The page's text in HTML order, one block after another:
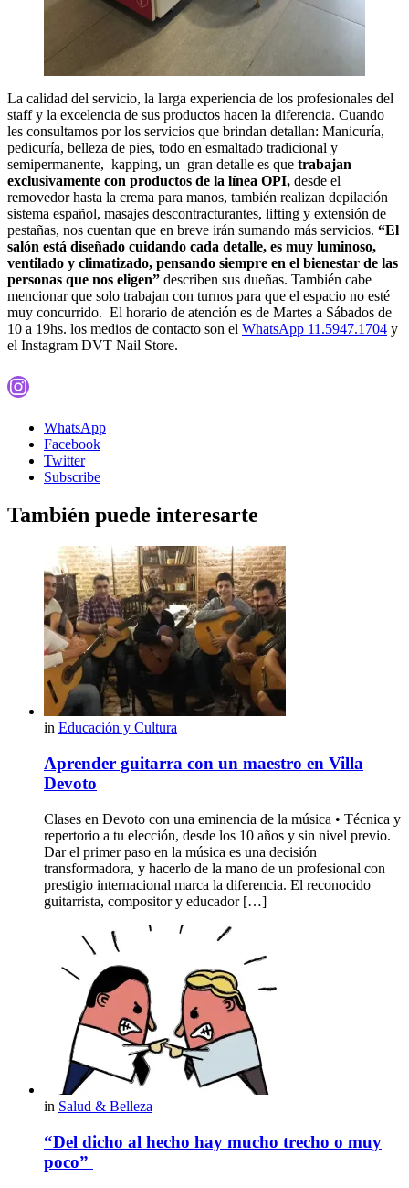
La calidad del servicio, la larga experiencia de los profesionales del
staff y la excelencia de sus productos hacen la diferencia. Cuando
les consultamos por los servicios que brindan detallan: Manicuría,
pedicuría, belleza de pies, todo en esmaltado tradicional y
semipermanente, kapping, un gran detalle es que trabajan
exclusivamente con productos de la línea OPI, desde el
removedor hasta la crema para manos, también realizan depilación
sistema español, masajes descontracturantes, lifting y extensión de
pestañas, nos cuentan que en breve irán sumando más servicios. “El
salón está diseñado cuidando cada detalle, es muy luminoso,
ventilado y climatizado, pensando siempre en el bienestar de las
personas que nos eligen” describen sus dueñas. También cabe
mencionar que solo trabajan con turnos para que el espacio no esté
muy concurrido. El horario de atención es de Martes a Sábados de
10 a 19hs. los medios de contacto son el WhatsApp 11.5947.1704 y
el Instagram DVT Nail Store.
Instagram
WhatsApp
Facebook
Twitter
Subscribe
También puede interesarte
in Educación y Cultura
Aprender guitarra con un maestro en Villa
Devoto
Clases en Devoto con una eminencia de la música • Técnica y
repertorio a tu elección, desde los 10 años y sin nivel previo.
Dar el primer paso en la música es una decisión
transformadora, y hacerlo de la mano de un profesional con
prestigio internacional marca la diferencia. El reconocido
guitarrista, compositor y educador […]
in Salud & Belleza
“Del dicho al hecho hay mucho trecho o muy
poco”